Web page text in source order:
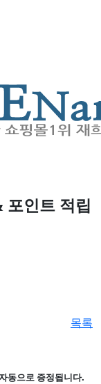
포인트 적립
목록
동으로 증정됩니다.